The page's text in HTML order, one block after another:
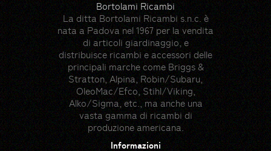
Bortolami Ricambi
La ditta Bortolami Ricambi s.n.c. è
nata a Padova nel 1967 per la vendita
di articoli giardinaggio, e
distribuisce ricambi e accessori delle
principali marche come Briggs &
Stratton, Alpina, Robin/Subaru,
OleoMac/Efco, Stihl/Viking,
Alko/Sigma, etc., ma anche una
vasta gamma di ricambi di
produzione americana.
Informazioni